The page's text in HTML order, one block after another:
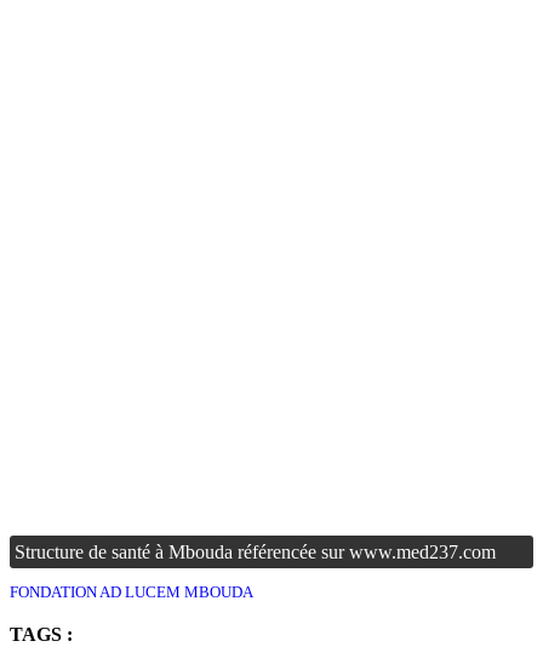
Structure de santé à Mbouda référencée sur www.med237.com
FONDATION AD LUCEM MBOUDA
TAGS :